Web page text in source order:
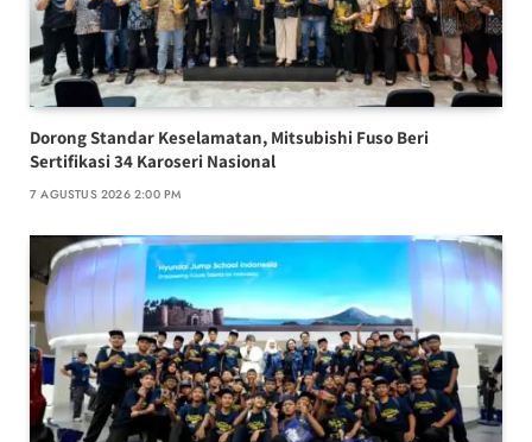
Dorong Standar Keselamatan, Mitsubishi Fuso Beri
Sertifikasi 34 Karoseri Nasional
7 AGUSTUS 2026 2:00 PM